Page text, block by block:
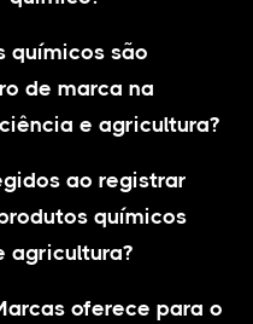
químicos são
de marca na
e agricultura?
ao registrar
químicos
agricultura?
oferece para o